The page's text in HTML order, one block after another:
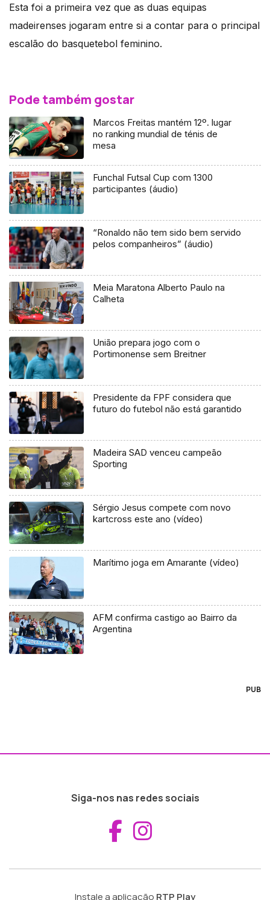
Esta foi a primeira vez que as duas equipas
madeirenses jogaram entre si a contar para o principal
escalão do basquetebol feminino.
Pode também gostar
Marcos Freitas mantém 12º. lugar
no ranking mundial de ténis de
mesa
Funchal Futsal Cup com 1300
participantes (áudio)
“Ronaldo não tem sido bem servido
pelos companheiros” (áudio)
Meia Maratona Alberto Paulo na
Calheta
União prepara jogo com o
Portimonense sem Breitner
Presidente da FPF considera que
futuro do futebol não está garantido
Madeira SAD venceu campeão
Sporting
Sérgio Jesus compete com novo
kartcross este ano (vídeo)
Marítimo joga em Amarante (vídeo)
AFM confirma castigo ao Bairro da
Argentina
PUB
Siga-nos nas redes sociais
Aceder ao
Instale a aplicação RTP Play